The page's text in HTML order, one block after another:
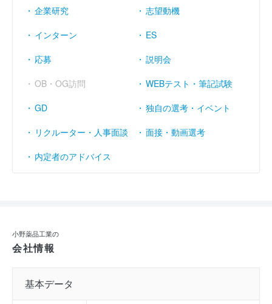
企業研究
志望動機
インターン
ES
応募
説明会
OB・OG訪問
WEBテスト・筆記試験
GD
独自の選考・イベント
リクルーター・人事面談
面接・動画選考
内定者のアドバイス
小野薬品工業の
会社情報
基本データ